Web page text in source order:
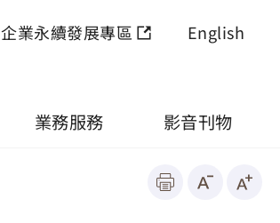
企業永續發展專區 English
業務服務 影音刊物